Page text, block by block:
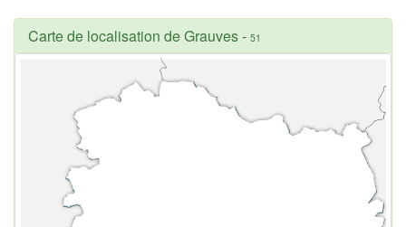
Carte de localisation de Grauves- 51